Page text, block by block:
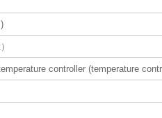
controller (temperature